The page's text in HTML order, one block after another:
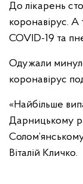
До лікарень
коронавірус. А
COVID-19 та
Одужали
коронавірус
«Найбільше
Дарницькому
Віталій Кличко.